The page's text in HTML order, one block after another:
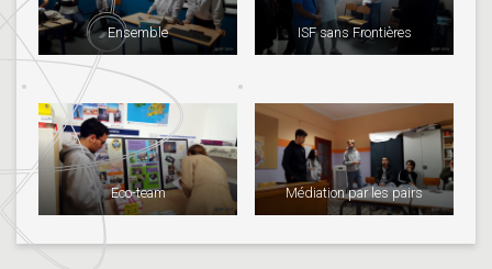
Ensemble ISF sans Frontières
Eco-team Médiation par les pairs